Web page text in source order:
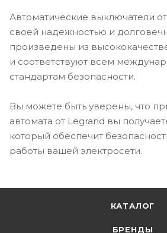
Автоматические выключатели
своей надежностью и
произведены из
и соответствуют всем
стандартам безопасности.
Вы можете быть уверены, что
автомата от Legrand вы
который обеспечит
работы вашей электросети.
КАТАЛОГ
БРЕНДЫ